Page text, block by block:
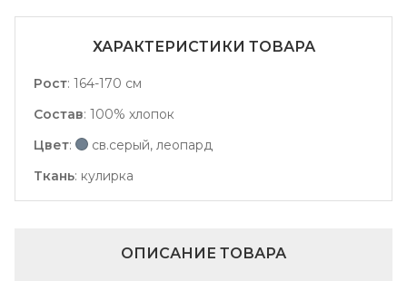
ХАРАКТЕРИСТИКИ ТОВАРА
Рост: 164-170 см
Состав: 100% хлопок
Цвет:
св.серый, леопард
Ткань: кулирка
ОПИСАНИЕ ТОВАРА